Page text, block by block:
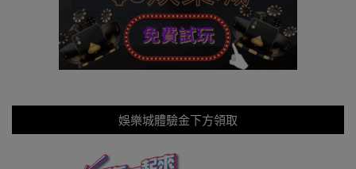
娛樂城體驗金下方領取